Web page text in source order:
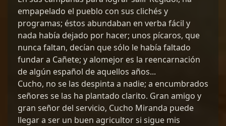
empapelado el pueblo con sus clichés y
programas; éstos abundaban en verba fácil y
nada había dejado por hacer; unos pícaros, que
nunca faltan, decían que sólo le había faltado
fundar a Cañete; y alomejor es la reencarnación
de algún español de aquellos años...
Cucho, no se las despinta a nadie; a encumbrados
señores se las ha plantado clarito. Gran amigo y
gran señor del servicio, Cucho Miranda puede
llegar a ser un buen agricultor si sigue mis